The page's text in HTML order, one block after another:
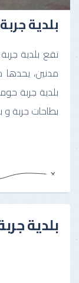
بلدية
تقع بلدية
مدنين،
بلدية جربة
بطاحات جربة و
بلدية